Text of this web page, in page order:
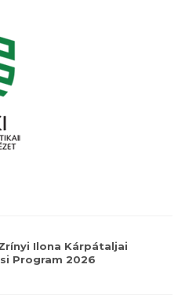
Ilona Kárpátaljai
Program 2026